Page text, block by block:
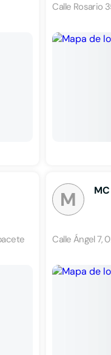
Calle Rosario
M
Calle Ángel 7,